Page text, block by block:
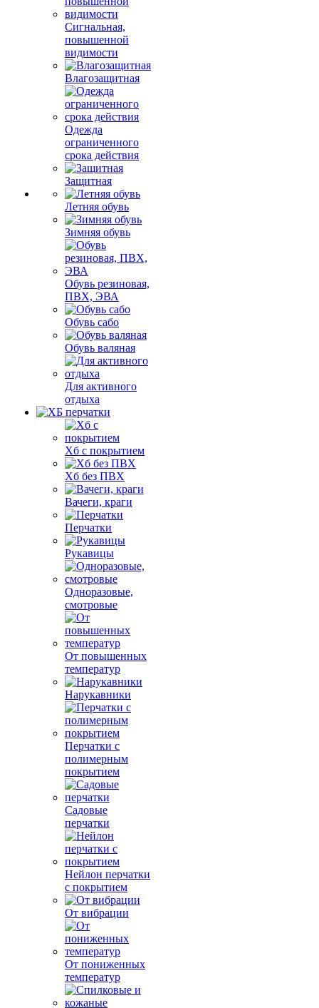
Сигнальная,
повышенной
видимости
Влагозащитная
Одежда
ограниченного
срока действия
Защитная
Летняя обувь
Зимняя обувь
Обувь резиновая,
ПВХ, ЭВА
Обувь сабо
Обувь валяная
Для активного
отдыха
Хб с покрытием
Хб без ПВХ
Вачеги, краги
Перчатки
Рукавицы
Одноразовые,
смотровые
От повышенных
температур
Нарукавники
Перчатки с
полимерным
покрытием
Садовые
перчатки
Нейлон перчатки
с покрытием
От вибрации
От пониженных
температур